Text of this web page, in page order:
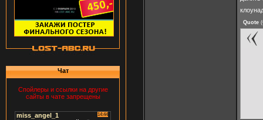
Чат
Спойлеры и ссылки на другие
сайты в чате запрещены
Quote (